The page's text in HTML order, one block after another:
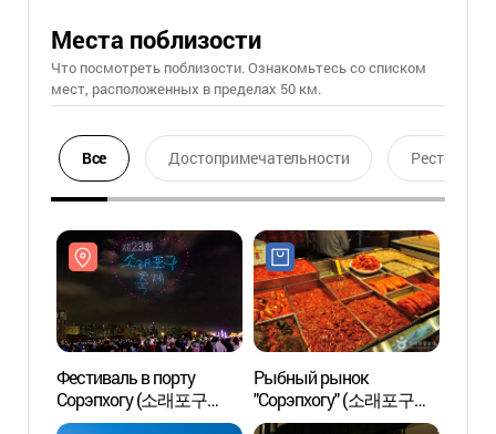
Места поблизости
Что посмотреть поблизости. Ознакомьтесь со списком
мест, расположенных в пределах 50 км.
Все Достопримечательности Ресторан
Фестиваль в порту
Сорэпхогу (소래포구
축제)
Рыбный рынок
"Сорэпхогу" (소래포구
종합어시장)